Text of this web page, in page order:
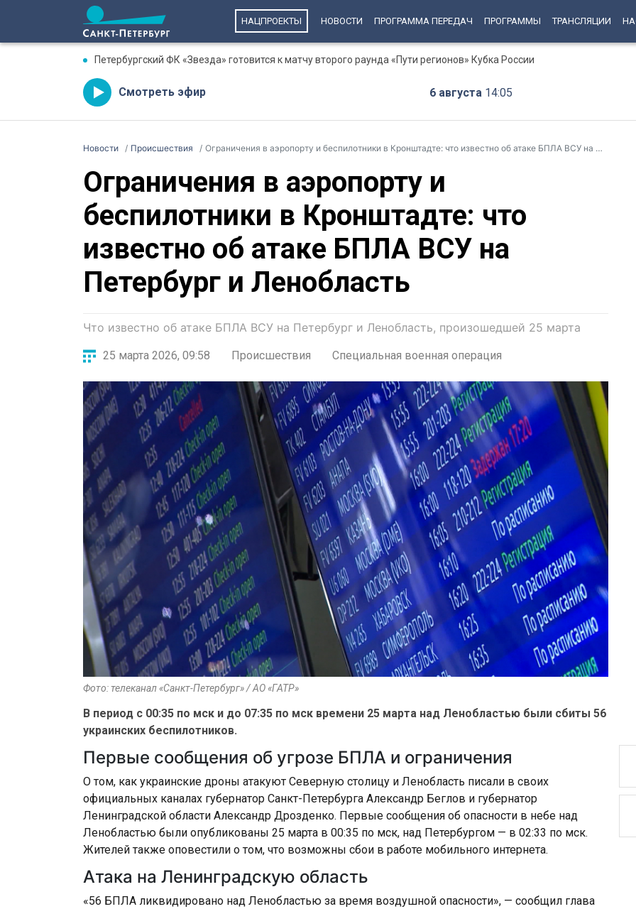
НАЦПРОЕКТЫ НОВОСТИ ПРОГРАММА ПЕРЕДАЧ ПРОГРАММЫ ТРАНСЛЯЦИИ
Петербургский ФК «Звезда» готовится к матчу второго раунда «Пути регионов» Кубка России
Смотреть эфир 6 августа 14:05
Новости Происшествия Ограничения в аэропорту и беспилотники в Кронштадте: что известно об атаке БПЛА ВСУ на Петербург и Ленобласть
Ограничения в аэропорту и
беспилотники в Кронштадте: что
известно об атаке БПЛА ВСУ на
Петербург и Ленобласть
Что известно об атаке БПЛА ВСУ на Петербург и Ленобласть, произошедшей 25 марта
25 марта 2026, 09:58 Происшествия Специальная военная операция
Фото: телеканал «Санкт-Петербург» / АО «ГАТР»
В период с 00:35 по мск и до 07:35 по мск времени 25 марта над Ленобластью были сбиты 56
украинских беспилотников.
Первые сообщения об угрозе БПЛА и ограничения
О том, как украинские дроны атакуют Северную столицу и Ленобласть писали в своих
официальных каналах губернатор Санкт-Петербурга Александр Беглов и губернатор
Ленинградской области Александр Дрозденко. Первые сообщения об опасности в небе над
Ленобластью были опубликованы 25 марта в 00:35 по мск, над Петербургом — в 02:33 по мск.
Жителей также оповестили о том, что возможны сбои в работе мобильного интернета.
Атака на Ленинградскую область
«56 БПЛА ликвидировано над Ленобластью за время воздушной опасности», — сообщил глава